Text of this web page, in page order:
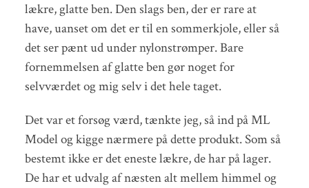
lækre, glatte ben. Den slags ben, der er rare at
have, uanset om det er til en sommerkjole, eller så
det ser pænt ud under nylonstrømper. Bare
fornemmelsen af glatte ben gør noget for
selvværdet og mig selv i det hele taget.
Det var et forsøg værd, tænkte jeg, så ind på ML
Model og kigge nærmere på dette produkt. Som så
bestemt ikke er det eneste lækre, de har på lager.
De har et udvalg af næsten alt mellem himmel og